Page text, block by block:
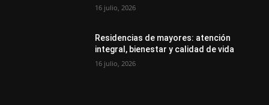
16 julio, 2026
Residencias de mayores: atención
integral, bienestar y calidad de vida
16 julio, 2026